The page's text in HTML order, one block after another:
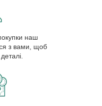
наш
з вами, щоб